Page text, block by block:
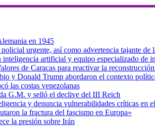
en 1945
urgente, así como advertencia tajante de
artificial y equipo especializado de
de Caracas para reactivar la
y Donald Trump abordaron el contexto
las costas venezolanas
G.M. y selló el declive del III Reich
y denuncia vulnerabilidades críticas en
la fractura del fascismo en Europa»
la presión sobre Irán